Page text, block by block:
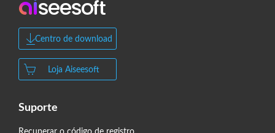
Centro de download
Loja Aiseesoft
Suporte